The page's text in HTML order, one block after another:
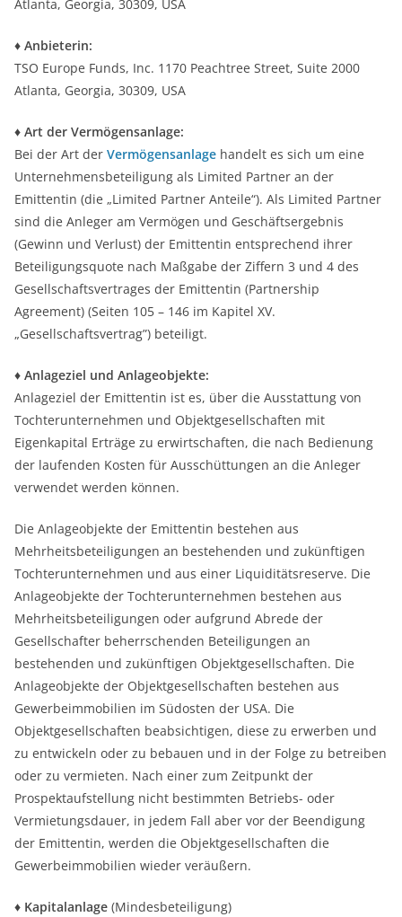
Atlanta, Georgia, 30309, USA
♦ Anbieterin:
TSO Europe Funds, Inc. 1170 Peachtree Street, Suite 2000
Atlanta, Georgia, 30309, USA
♦ Art der Vermögensanlage:
Bei der Art der Vermögensanlage handelt es sich um eine
Unternehmensbeteiligung als Limited Partner an der
Emittentin (die „Limited Partner Anteile“). Als Limited Partner
sind die Anleger am Vermögen und Geschäftsergebnis
(Gewinn und Verlust) der Emittentin entsprechend ihrer
Beteiligungsquote nach Maßgabe der Ziffern 3 und 4 des
Gesellschaftsvertrages der Emittentin (Partnership
Agreement) (Seiten 105 – 146 im Kapitel XV.
„Gesellschaftsvertrag”) beteiligt.
♦ Anlageziel und Anlageobjekte:
Anlageziel der Emittentin ist es, über die Ausstattung von
Tochterunternehmen und Objektgesellschaften mit
Eigenkapital Erträge zu erwirtschaften, die nach Bedienung
der laufenden Kosten für Ausschüttungen an die Anleger
verwendet werden können.
Die Anlageobjekte der Emittentin bestehen aus
Mehrheitsbeteiligungen an bestehenden und zukünftigen
Tochterunternehmen und aus einer Liquiditätsreserve. Die
Anlageobjekte der Tochterunternehmen bestehen aus
Mehrheitsbeteiligungen oder aufgrund Abrede der
Gesellschafter beherrschenden Beteiligungen an
bestehenden und zukünftigen Objektgesellschaften. Die
Anlageobjekte der Objektgesellschaften bestehen aus
Gewerbeimmobilien im Südosten der USA. Die
Objektgesellschaften beabsichtigen, diese zu erwerben und
zu entwickeln oder zu bebauen und in der Folge zu betreiben
oder zu vermieten. Nach einer zum Zeitpunkt der
Prospektaufstellung nicht bestimmten Betriebs- oder
Vermietungsdauer, in jedem Fall aber vor der Beendigung
der Emittentin, werden die Objektgesellschaften die
Gewerbeimmobilien wieder veräußern.
♦ Kapitalanlage (Mindesbeteiligung)